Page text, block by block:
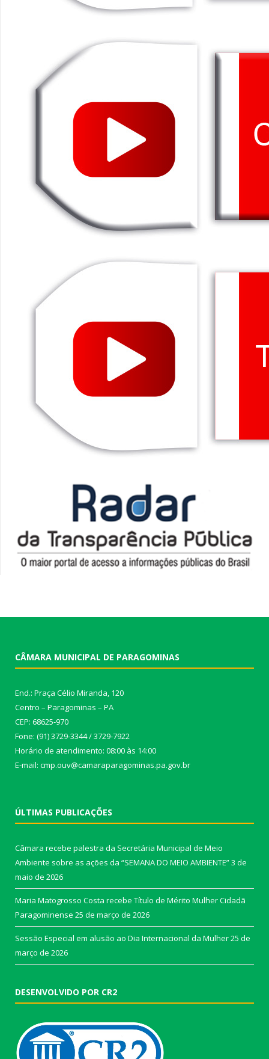
CÂMARA MUNICIPAL DE PARAGOMINAS
End.: Praça Célio Miranda, 120
Centro – Paragominas – PA
CEP: 68625-970
Fone: (91) 3729-3344 / 3729-7922
Horário de atendimento: 08:00 às 14:00
E-mail: cmp.ouv@camaraparagominas.pa.gov.br
ÚLTIMAS PUBLICAÇÕES
Câmara recebe palestra da Secretária Municipal de Meio
Ambiente sobre as ações da “SEMANA DO MEIO AMBIENTE”3 de
maio de 2026
Maria Matogrosso Costa recebe Título de Mérito Mulher Cidadã
Paragominense 25 de março de 2026
Sessão Especial em alusão ao Dia Internacional da Mulher25 de
março de 2026
DESENVOLVIDO POR CR2